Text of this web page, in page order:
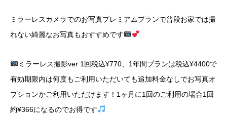
ミラーレスカメラでのお写真プレミアムプランで普段お家では撮
れない綺麗なお写真もおすすめです
ミラーレス撮影ver 1 回税込¥770、 1年間プランは税込¥4400で
有効期限内は何度もご利用いただいても追加料金なしでお写真オ
プションかご利用いただけます！ 1 ヶ月に1 回のご利用の場合1 回
約¥366になるのでお得です